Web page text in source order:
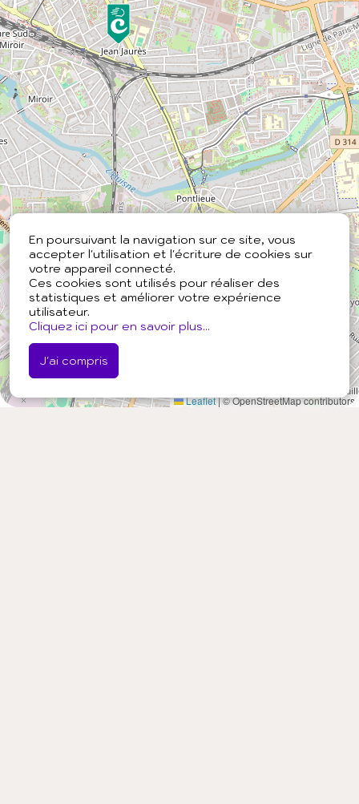
En poursuivant la navigation sur ce site, vous
accepter l'utilisation et l'écriture de cookies sur
votre appareil connecté.
Ces cookies sont utilisés pour réaliser des
statistiques et améliorer votre expérience
utilisateur.
Cliquez ici pour en savoir plus...
J'ai compris
Leaflet|© OpenStreetMap contributors